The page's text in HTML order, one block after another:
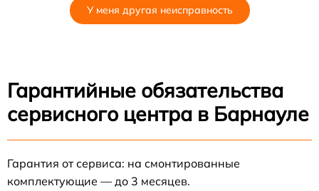
У меня другая неисправность
Гарантийные обязательства
сервисного центра в Барнауле
Гарантия от сервиса: на смонтированные
комплектующие — до 3 месяцев.